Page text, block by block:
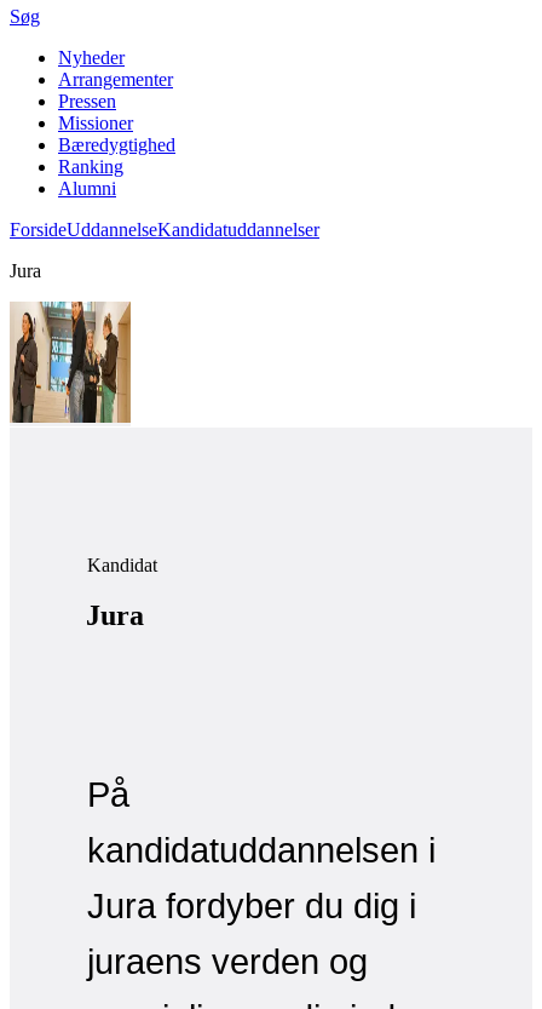
Søg
Nyheder
Arrangementer
Pressen
Missioner
Bæredygtighed
Ranking
Alumni
ForsideUddannelseKandidatuddannelser
Jura
Kandidat
Jura
På
kandidatuddannelsen i
Jura fordyber du dig i
juraens verden og